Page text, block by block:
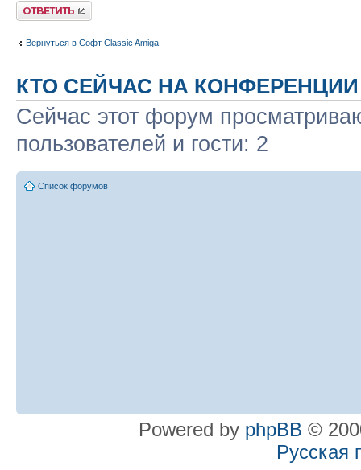
Ответить
Вернуться в Софт Classic Amiga
КТО СЕЙЧАС НА КОНФЕРЕНЦИИ
Сейчас этот форум
пользователей и гости: 2
Список форумов
Powered by phpBB ©
Русская